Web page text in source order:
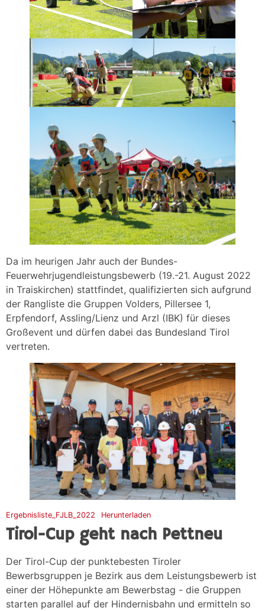
Da im heurigen Jahr auch der Bundes-
Feuerwehrjugendleistungsbewerb (19.-21. August 2022
in Traiskirchen) stattfindet, qualifizierten sich aufgrund
der Rangliste die Gruppen Volders, Pillersee 1,
Erpfendorf, Assling/Lienz und Arzl (IBK) für dieses
Großevent und dürfen dabei das Bundesland Tirol
vertreten.
Ergebnisliste_FJLB_2022 Herunterladen
Tirol-Cup geht nach Pettneu
Der Tirol-Cup der punktebesten Tiroler
Bewerbsgruppen je Bezirk aus dem Leistungsbewerb ist
einer der Höhepunkte am Bewerbstag - die Gruppen
starten parallel auf der Hindernisbahn und ermitteln so